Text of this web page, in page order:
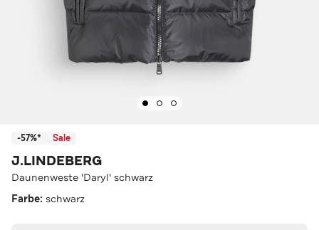
-57%* Sale
J.LINDEBERG
Daunenweste 'Daryl' schwarz
Farbe: schwarz